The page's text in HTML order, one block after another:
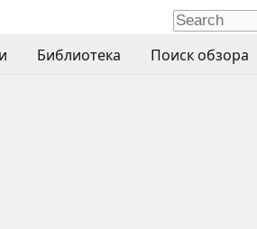
Библиотека Поиск обзора